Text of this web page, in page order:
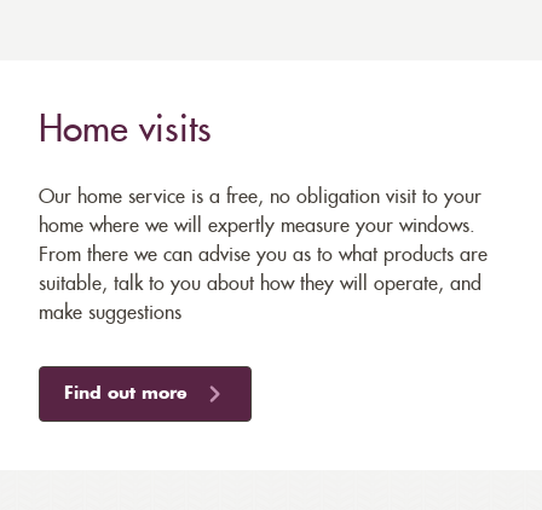
Home visits
Our home service is a free, no obligation visit to your
home where we will expertly measure your windows.
From there we can advise you as to what products are
suitable, talk to you about how they will operate, and
make suggestions
Find out more